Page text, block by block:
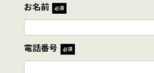
お名前 必須
電話番号 必須